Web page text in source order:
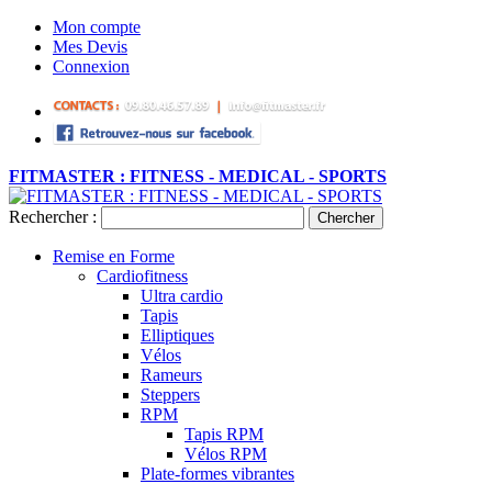
Mon compte
Mes Devis
Connexion
FITMASTER : FITNESS - MEDICAL - SPORTS
Rechercher : Chercher
Remise en Forme
Cardiofitness
Ultra cardio
Tapis
Elliptiques
Vélos
Rameurs
Steppers
RPM
Tapis RPM
Vélos RPM
Plate-formes vibrantes